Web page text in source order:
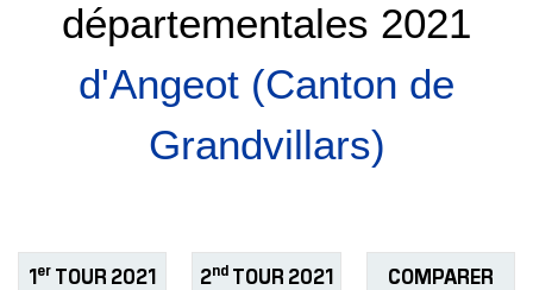
départementales 2021
d'Angeot (Canton de
Grandvillars)
1er TOUR 2021 2ndTOUR 2021
COMPARER